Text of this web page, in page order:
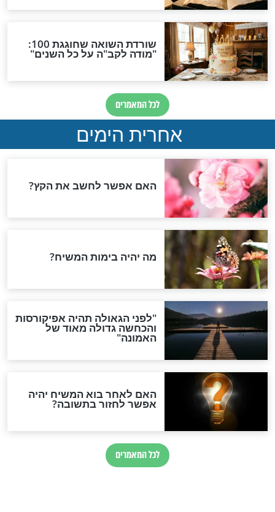
מחובתנו להגן על המקום
מי הזמרת
הזכות לשמור
מפורסמים
הרשת מזכירה: "שבע יפול
צדיק וקם"
בפנינו
את עניין
(ויש לו סיבה
סיון רהב מאיר: הקשר בין
פיגוע הטרור לפרשת השבוע-
חדשות יהדות